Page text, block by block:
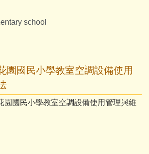
school
園國民小學教室空調設備使用
園國民小學教室空調設備使用管理與維